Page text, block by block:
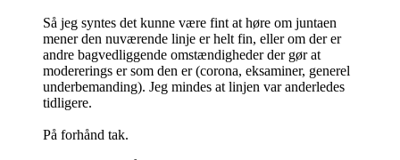
Så jeg syntes det kunne være fint at høre om juntaen
mener den nuværende linje er helt fin, eller om der er
andre bagvedliggende omstændigheder der gør at
modererings er som den er (corona, eksaminer, generel
underbemanding). Jeg mindes at linjen var anderledes
tidligere.
På forhånd tak.